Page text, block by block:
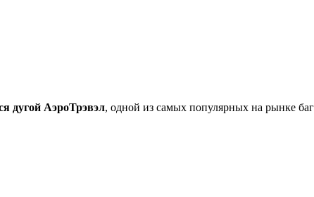
дугой АэроТрэвэл, одной из самых популярных на рынке